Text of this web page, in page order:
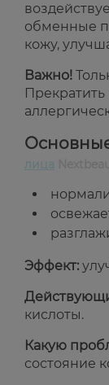
обменные
кожу,
Важно!
лица
Эффект:
кислоты.
Какую
состояние